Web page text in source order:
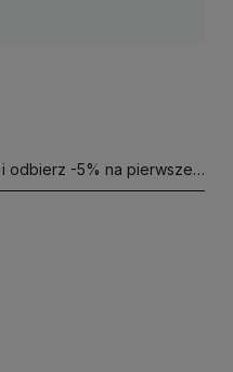
odbierz -5% na pierwsze